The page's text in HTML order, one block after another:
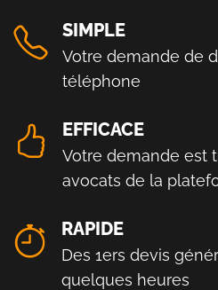
SIMPLE
Votre demande de
téléphone
EFFICACE
Votre demande est
avocats de la
RAPIDE
Des 1ers devis
quelques heures